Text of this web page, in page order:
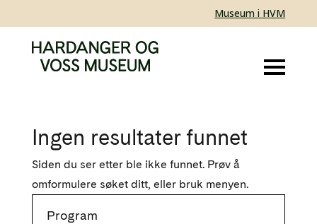
Museum i HVM
Ingen resultater funnet
Siden du ser etter ble ikke funnet. Prøv å
omformulere søket ditt, eller bruk menyen.
Program